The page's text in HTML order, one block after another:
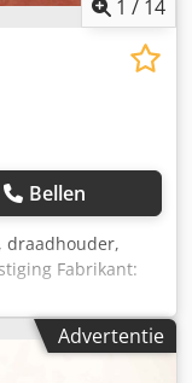
1 / 14
Bellen
draadhouder,
Fabrikant:
stuks -grootte:
Sjpfx Aayock -
10 stuks -
400/250/H270
Advertentie